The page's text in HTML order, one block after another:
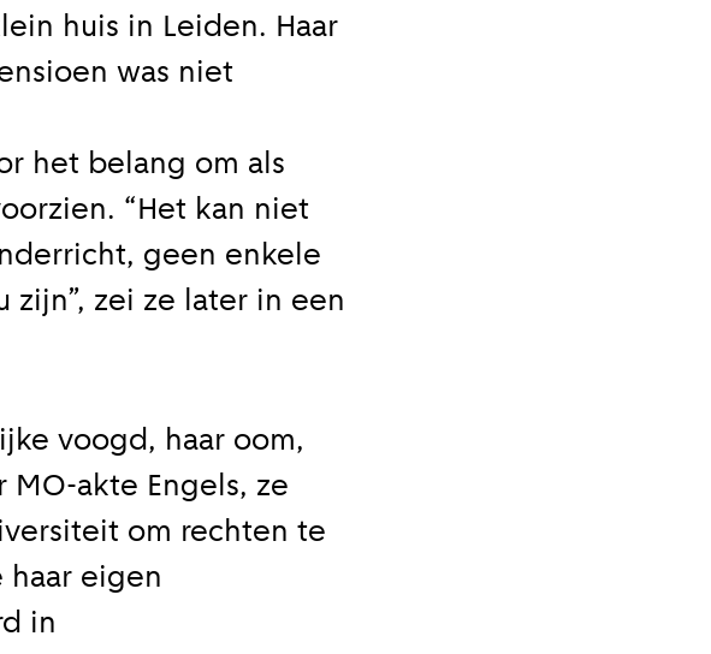
huis in Leiden. Haar
was niet
het belang om als
“Het kan niet
geen enkele
zei ze later in een
voogd, haar oom,
MO-akte Engels, ze
om rechten te
haar eigen
in